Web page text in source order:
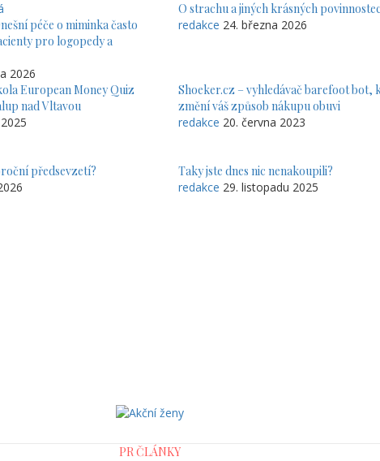
péče o miminka často
pro logopedy a
2026
O strachu a jiných krásných
redakce 24. března 2026
European Money Quiz
nad Vltavou
Shoeker.cz – vyhledávač barefoot bot,
změní váš způsob nákupu obuvi
redakce 20. června 2023
předsevzetí?
Taky jste dnes nic nenakoupili?
redakce 29. listopadu 2025
PR ČLÁNKY